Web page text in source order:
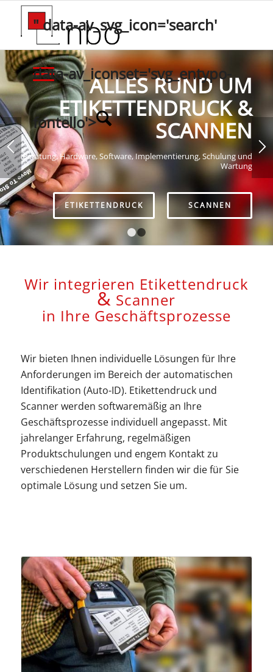
" data-av_svg_icon='search'
data-av_iconset='svg_entypo-
fontello'>
ALLES RUND UM
ETIKETTENDRUCK &
SCANNEN
Beratung, Hardware, Software, Implementierung, Schulung und
Wartung
ETIKETTENDRUCK SCANNEN
Wir integrieren Etikettendruck
& Scanner
in Ihre Geschäftsprozesse
Wir bieten Ihnen individuelle Lösungen für Ihre
Anforderungen im Bereich der automatischen
Identifikation (Auto-ID). Etikettendruck und
Scanner werden softwaremäßig an Ihre
Geschäftsprozesse individuell angepasst. Mit
jahrelanger Erfahrung, regelmäßigen
Produktschulungen und engem Kontakt zu
verschiedenen Herstellern finden wir die für Sie
optimale Lösung und setzen Sie um.